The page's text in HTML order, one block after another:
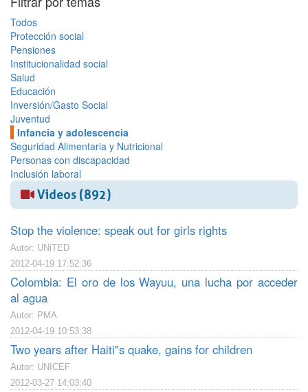
Todos
Protección social
Pensiones
Institucionalidad social
Salud
Educación
Inversión/Gasto Social
Juventud
Infancia y adolescencia
Seguridad Alimentaria y Nutricional
Personas con discapacidad
Inclusión laboral
Videos (892)
Stop the violence: speak out for girls rights
Autor: UNiTED
2012-04-19 17:52:36
Colombia: El oro de los Wayuu, una lucha por acceder
al agua
Autor: PMA
2012-04-19 10:53:38
Two years after Haiti"s quake, gains for children
Autor: UNICEF
2012-03-27 14:03:40